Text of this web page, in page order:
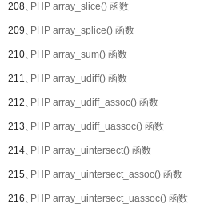
208、PHP array_slice() 函数
209、PHP array_splice() 函数
210、PHP array_sum() 函数
211、PHP array_udiff() 函数
212、PHP array_udiff_assoc() 函数
213、PHP array_udiff_uassoc() 函数
214、PHP array_uintersect() 函数
215、PHP array_uintersect_assoc() 函数
216、PHP array_uintersect_uassoc() 函数